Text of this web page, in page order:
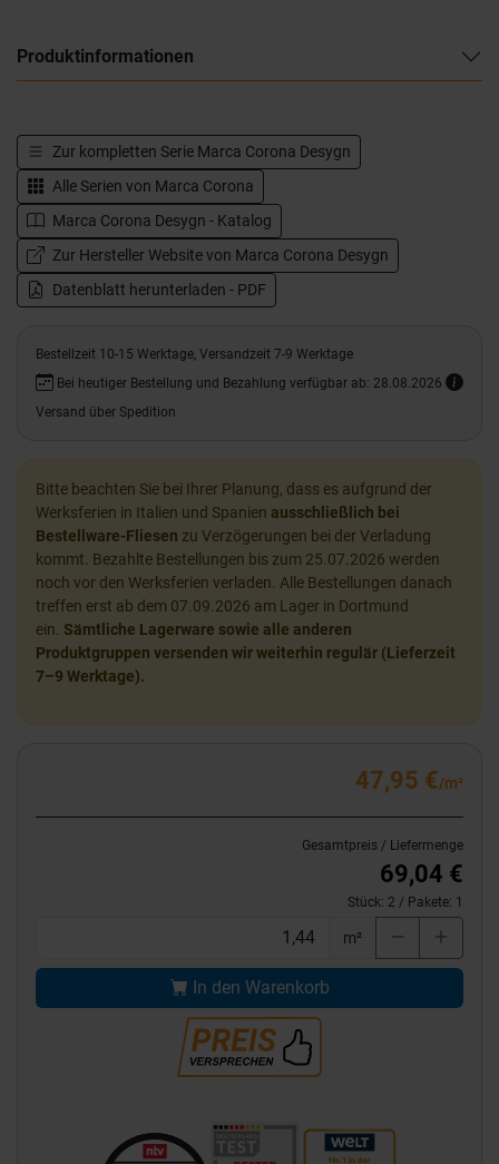
Produktinformationen
Zur kompletten Serie Marca Corona Desygn
Alle Serien von Marca Corona
Marca Corona Desygn - Katalog
Zur Hersteller Website von Marca Corona Desygn
Datenblatt herunterladen - PDF
Bestellzeit 10-15 Werktage, Versandzeit 7-9 Werktage
Bei heutiger Bestellung und Bezahlung verfügbar ab: 28.08.2026
Versand über Spedition
Bitte beachten Sie bei Ihrer Planung, dass es aufgrund der
Werksferien in Italien und Spanien ausschließlich bei
Bestellware-Fliesen zu Verzögerungen bei der Verladung
kommt. Bezahlte Bestellungen bis zum 25.07.2026 werden
noch vor den Werksferien verladen. Alle Bestellungen danach
treffen erst ab dem 07.09.2026 am Lager in Dortmund
ein. Sämtliche Lagerware sowie alle anderen
Produktgruppen versenden wir weiterhin regulär (Lieferzeit
7–9 Werktage).
47,95 €/m²
Gesamtpreis / Liefermenge
69,04 €
Stück: 2 / Pakete: 1
m²
In den Warenkorb